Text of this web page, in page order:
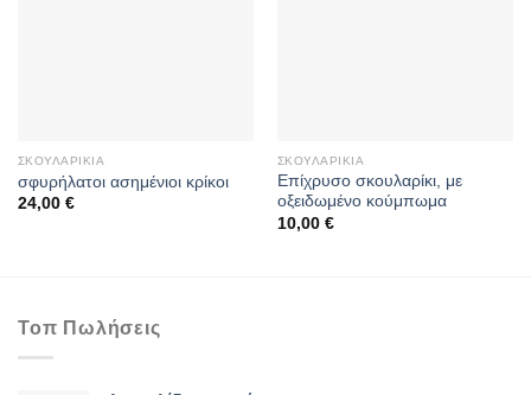
ΣΚΟΥΛΑΡΊΚΙΑ
σφυρήλατοι ασημένιοι κρίκοι
24,00 €
ΣΚΟΥΛΑΡΊΚΙΑ
Επίχρυσο σκουλαρίκι, με
οξειδωμένο κούμπωμα
10,00 €
Τοπ Πωλήσεις